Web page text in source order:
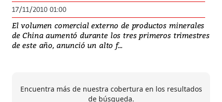
17/11/2010 01:00
El volumen comercial externo de productos minerales
de China aumentó durante los tres primeros trimestres
de este año, anunció un alto f...
Encuentra más de nuestra cobertura en los resultados
de búsqueda.